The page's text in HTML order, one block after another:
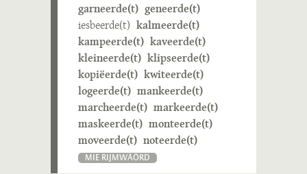
garneerde(t) geneerde(t)
iesbeerde(t) kalmeerde(t)
kampeerde(t) kaveerde(t)
kleineerde(t) klipseerde(t)
kopiëerde(t) kwiteerde(t)
logeerde(t) mankeerde(t)
marcheerde(t) markeerde(t)
maskeerde(t) monteerde(t)
moveerde(t) noteerde(t)
MIE RIJMWÄÖRD